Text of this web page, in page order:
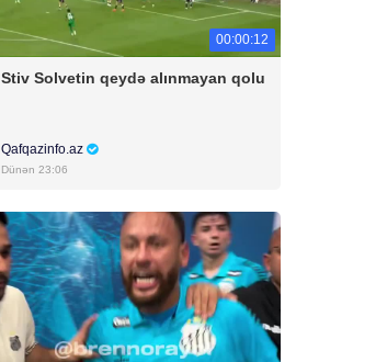
00:00:12
Stiv Solvetin qeydə alınmayan qolu
Qafqazinfo.az
Dünən 23:06